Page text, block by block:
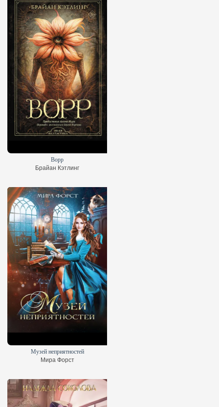
Ворр
Брайан Кэтлинг
Музей неприятностей
Мира Форст